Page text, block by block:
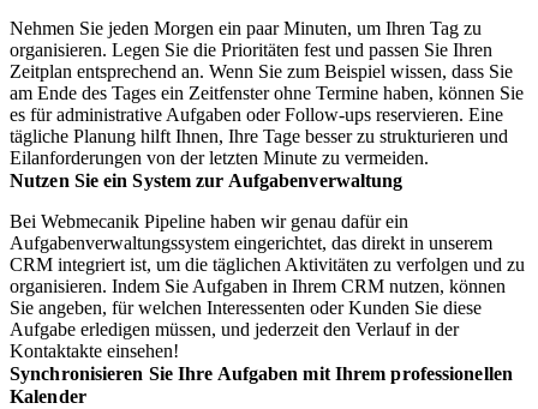
Nehmen Sie jeden Morgen ein paar Minuten, um Ihren Tag zu
organisieren. Legen Sie die Prioritäten fest und passen Sie Ihren
Zeitplan entsprechend an. Wenn Sie zum Beispiel wissen, dass Sie
am Ende des Tages ein Zeitfenster ohne Termine haben, können Sie
es für administrative Aufgaben oder Follow-ups reservieren. Eine
tägliche Planung hilft Ihnen, Ihre Tage besser zu strukturieren und
Eilanforderungen von der letzten Minute zu vermeiden.
Nutzen Sie ein System zur Aufgabenverwaltung
Bei Webmecanik Pipeline haben wir genau dafür ein
Aufgabenverwaltungssystem eingerichtet, das direkt in unserem
CRM integriert ist, um die täglichen Aktivitäten zu verfolgen und zu
organisieren. Indem Sie Aufgaben in Ihrem CRM nutzen, können
Sie angeben, für welchen Interessenten oder Kunden Sie diese
Aufgabe erledigen müssen, und jederzeit den Verlauf in der
Kontaktakte einsehen!
Synchronisieren Sie Ihre Aufgaben mit Ihrem professionellen
Kalender